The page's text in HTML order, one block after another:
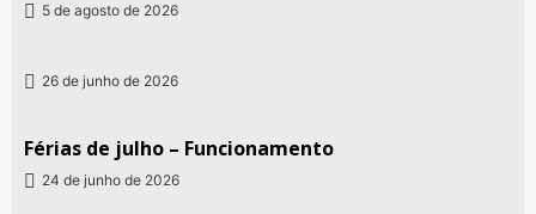
5 de agosto de 2026
26 de junho de 2026
Férias de julho – Funcionamento
24 de junho de 2026